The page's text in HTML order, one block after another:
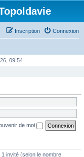
Connexion
Inscription
09:54
de moi
invité (selon le nombre